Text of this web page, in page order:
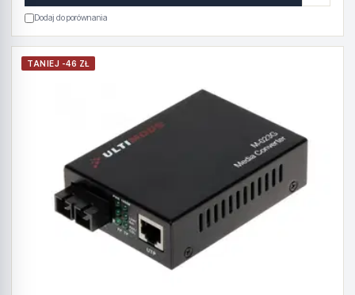
Dodaj do porównania
TANIEJ -46 ZŁ